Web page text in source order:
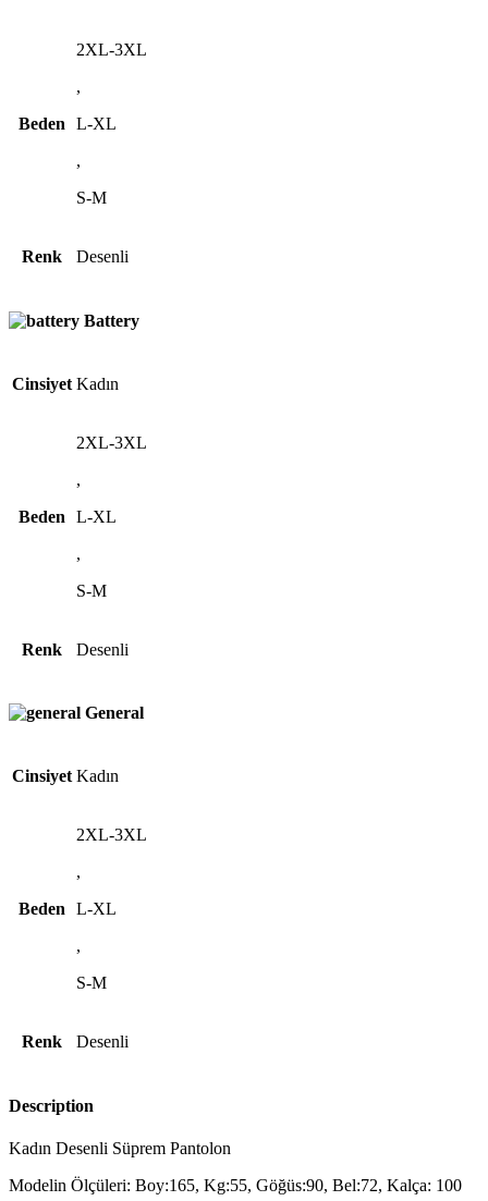
Beden
2XL-3XL
,
L-XL
,
S-M
Renk Desenli
Battery
Cinsiyet Kadın
Beden
2XL-3XL
,
L-XL
,
S-M
Renk Desenli
General
Cinsiyet Kadın
Beden
2XL-3XL
,
L-XL
,
S-M
Renk Desenli
Description
Kadın Desenli Süprem Pantolon
Modelin Ölçüleri: Boy:165, Kg:55, Göğüs:90, Bel:72, Kalça: 100